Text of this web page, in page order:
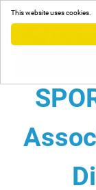
Skip
content
This website uses cookies.